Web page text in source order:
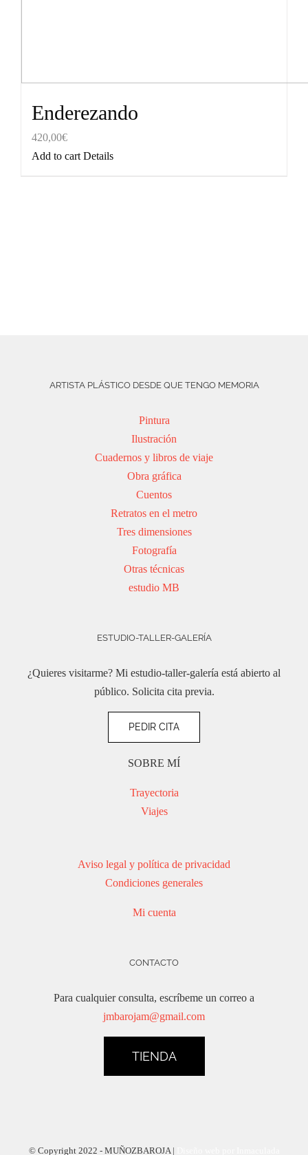
Enderezando
420,00€
Add to cart Details
ARTISTA PLÁSTICO DESDE QUE TENGO MEMORIA
Pintura
Ilustración
Cuadernos y libros de viaje
Obra gráfica
Cuentos
Retratos en el metro
Tres dimensiones
Fotografía
Otras técnicas
estudio MB
ESTUDIO-TALLER-GALERÍA
¿Quieres visitarme? Mi estudio-taller-galería está abierto al
público. Solicita cita previa.
PEDIR CITA
SOBRE MÍ
Trayectoria
Viajes
Aviso legal y política de privacidad
Condiciones generales
Mi cuenta
CONTACTO
Para cualquier consulta, escríbeme un correo a
jmbarojam@gmail.com
TIENDA
© Copyright 2022 - MUÑOZBAROJA |